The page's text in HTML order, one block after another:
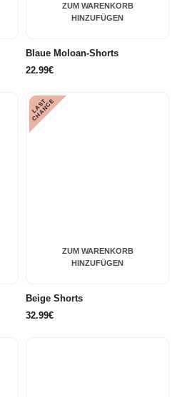
ZUM WARENKORB
HINZUFÜGEN
Blaue Moloan-Shorts
22.99€
ZUM WARENKORB
HINZUFÜGEN
L
A
S
T
C
H
A
N
C
E
Beige Shorts
32.99€